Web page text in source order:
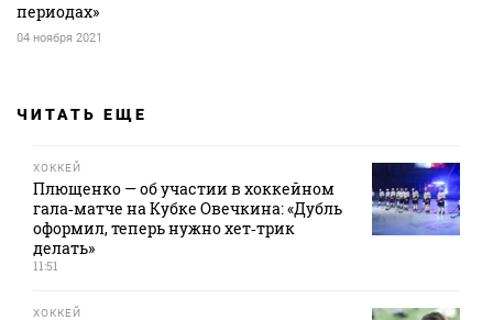
периодах»
04 ноября 2021
ЧИТАТЬ ЕЩЕ
ХОККЕЙ
Плющенко — об участии в хоккейном
гала‑матче на Кубке Овечкина: «Дубль
оформил, теперь нужно хет‑трик
делать»
11:51
ХОККЕЙ